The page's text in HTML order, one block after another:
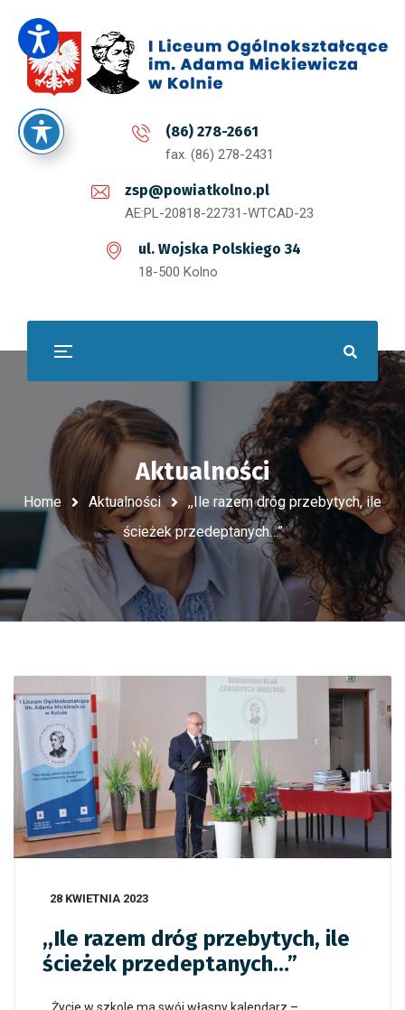
(86) 278-2661
fax. (86) 278-2431
zsp@powiatkolno.pl
AE:PL-20818-22731-WTCAD-23
ul. Wojska Polskiego 34
18-500 Kolno
Aktualności
Home Aktualności
,,Ile razem dróg przebytych, ile
ścieżek przedeptanych…”
28 KWIETNIA 2023
,,Ile razem dróg przebytych, ile
ścieżek przedeptanych…”